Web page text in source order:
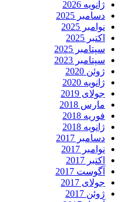
ژانویه 2026
دسامبر 2025
نوامبر 2025
اکتبر 2025
سپتامبر 2025
سپتامبر 2023
ژوئن 2020
ژانویه 2020
جولای 2019
مارس 2018
فوریه 2018
ژانویه 2018
دسامبر 2017
نوامبر 2017
اکتبر 2017
آگوست 2017
جولای 2017
ژوئن 2017